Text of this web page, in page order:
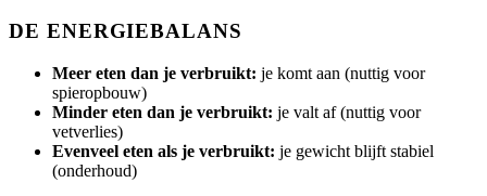
DE ENERGIEBALANS
Meer eten dan je verbruikt: je komt aan (nuttig voor
spieropbouw)
Minder eten dan je verbruikt: je valt af (nuttig voor
vetverlies)
Evenveel eten als je verbruikt: je gewicht blijft stabiel
(onderhoud)